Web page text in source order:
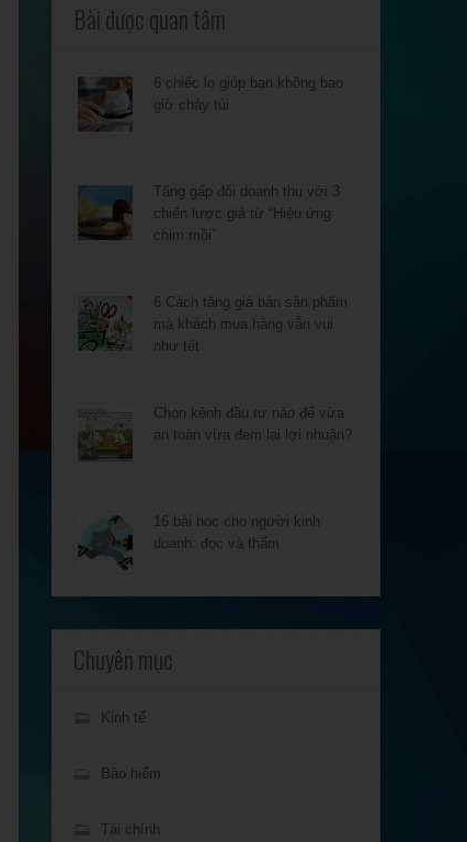
Bài được quan tâm
6 chiếc lọ giúp bạn không bao
giờ cháy túi
Tăng gấp đôi doanh thu với 3
chiến lược giá từ “Hiệu ứng
chim mồi”
6 Cách tăng giá bán sản phẩm
mà khách mua hàng vẫn vui
như tết
Chọn kênh đầu tư nào để vừa
an toàn vừa đem lại lợi nhuận?
16 bài học cho người kinh
doanh: đọc và thấm
Chuyên mục
Kinh tế
Bảo hiểm
Tài chính